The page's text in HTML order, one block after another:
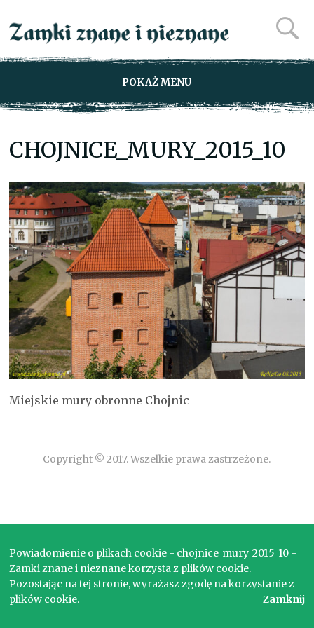
POKAŻ MENU
CHOJNICE_MURY_2015_10
Miejskie mury obronne Chojnic
Copyright © 2017. Wszelkie prawa zastrzeżone.
Powiadomienie o plikach cookie - chojnice_mury_2015_10 -
Zamki znane i nieznane korzysta z plików cookie.
Pozostając na tej stronie, wyrażasz zgodę na korzystanie z
plików cookie.
Zamknij